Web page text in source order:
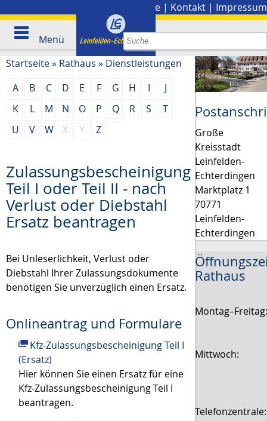
Presse | Kontakt | Impressum
Menü
Startseite» Rathaus » Dienstleistungen
A
B C D E F G H I
J
K
L M N O P Q R S
T
U
V W X Y Z
Zulassungsbescheinigung
Teil I oder Teil II - nach
Verlust oder Diebstahl
Ersatz beantragen
Bei Unleserlichkeit, Verlust oder
Diebstahl Ihrer Zulassungsdokumente
benötigen Sie unverzüglich einen Ersatz.
Onlineantrag und Formulare
Kfz-Zulassungsbescheinigung Teil I
(Ersatz)
Hier können Sie einen Ersatz für eine
Kfz-Zulassungsbescheinigung Teil I
beantragen.
Große
Kreisstadt
Leinfelden-
Echterdingen
Marktplatz 1
70771
Leinfelden-
Echterdingen
Rathaus
Mittwoch: